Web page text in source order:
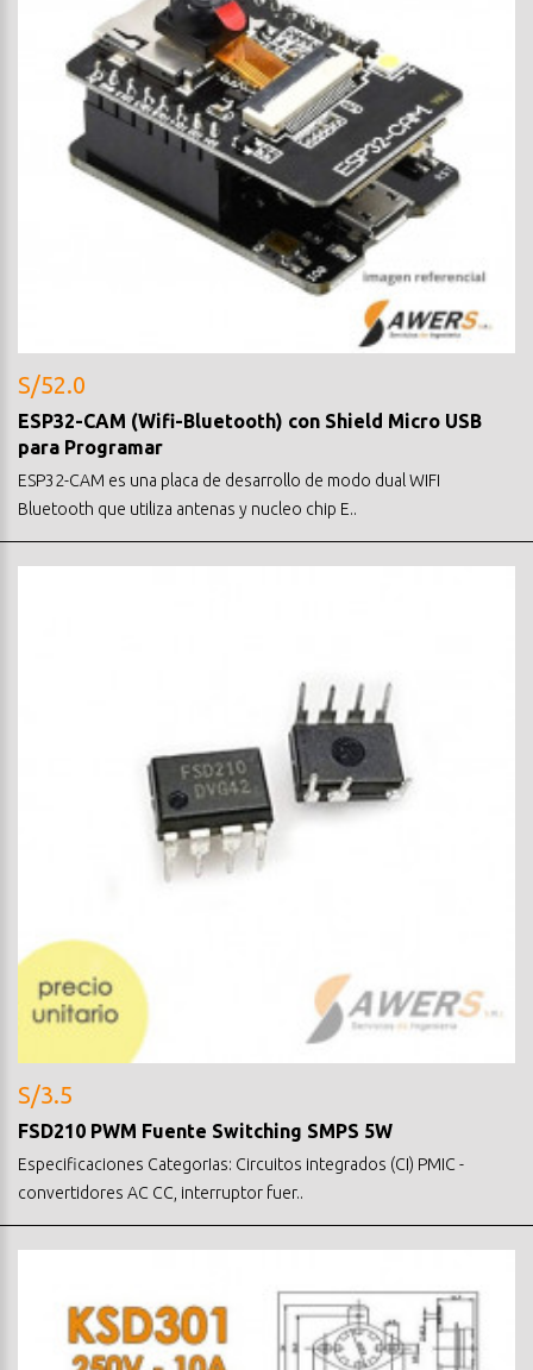
S/52.0
ESP32-CAM (Wifi-Bluetooth) con Shield Micro USB
para Programar
ESP32-CAM es una placa de desarrollo de modo dual WIFI
Bluetooth que utiliza antenas y nucleo chip E..
S/3.5
FSD210 PWM Fuente Switching SMPS 5W
Especificaciones CategorIas: Circuitos integrados (CI) PMIC -
convertidores AC CC, interruptor fuer..